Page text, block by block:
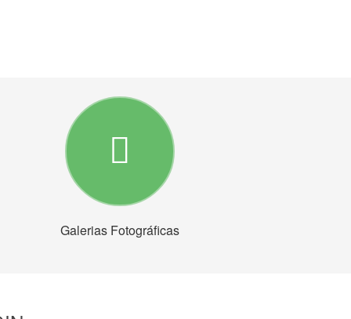
Galerias Fotográficas